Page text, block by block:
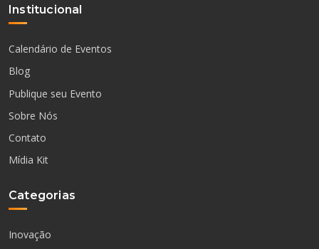
Institucional
Calendário de Eventos
Blog
Publique seu Evento
Sobre Nós
Contato
Mídia Kit
Categorias
Inovação